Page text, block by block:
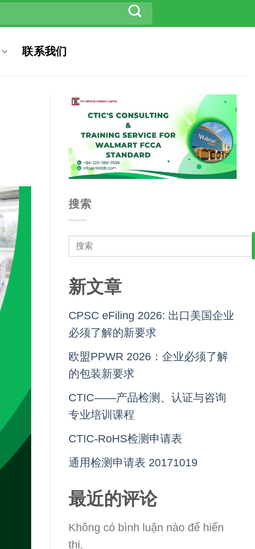
联系我们
搜索
新文章
CPSC eFiling 2026: 出口美国企业
必须了解的新要求
欧盟PPWR 2026：企业必须了解
的包装新要求
CTIC——产品检测、认证与咨询
专业培训课程
CTIC-RoHS检测申请表
通用检测申请表 20171019
最近的评论
Không có bình luận nào để hiển
thị.